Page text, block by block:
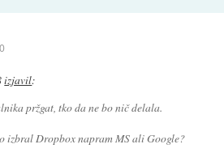
izjavil:
pržgat, tko da ne bo nič delala.
izbral Dropbox napram MS ali Google?